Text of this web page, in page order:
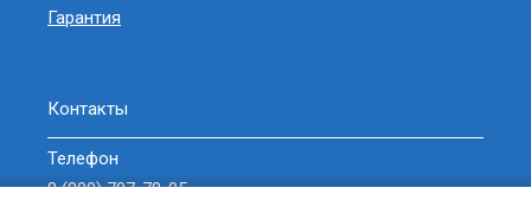
Гарантия
Контакты
Телефон
8 (800) 707-78-05